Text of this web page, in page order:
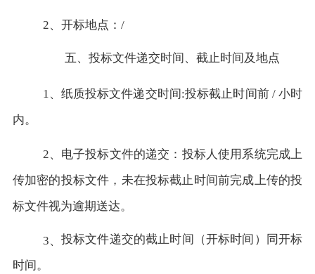
2、开标地点：/
五、投标文件递交时间、截止时间及地点
1、纸质投标文件递交时间:投标截止时间前 / 小时
内。
2、电子投标文件的递交：投标人使用系统完成上
传加密的投标文件，未在投标截止时间前完成上传的投
标文件视为逾期送达。
3、 投标文件递交的截止时间（开标时间）同开标
时间。